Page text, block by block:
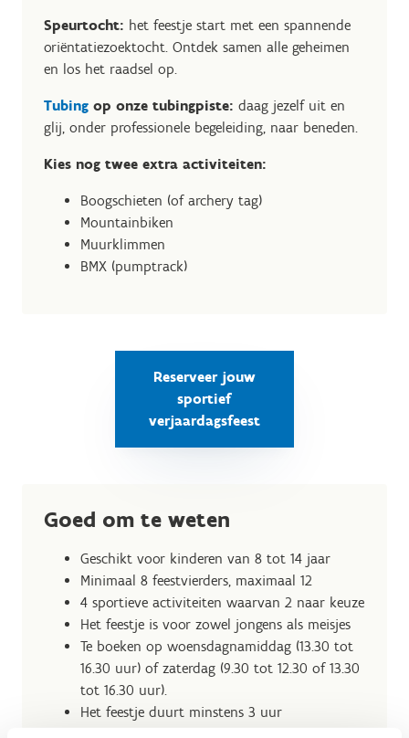
Speurtocht: het feestje start met een spannende
oriëntatiezoektocht. Ontdek samen alle geheimen
en los het raadsel op.
Tubing op onze tubingpiste: daag jezelf uit en
glij, onder professionele begeleiding, naar beneden.
Kies nog twee extra activiteiten:
Boogschieten (of archery tag)
Mountainbiken
Muurklimmen
BMX (pumptrack)
Reserveer jouw
sportief
verjaardagsfeest
Goed om te weten
Geschikt voor kinderen van 8 tot 14 jaar
Minimaal 8 feestvierders, maximaal 12
4 sportieve activiteiten waarvan 2 naar keuze
Het feestje is voor zowel jongens als meisjes
Te boeken op woensdagnamiddag (13.30 tot
16.30 uur) of zaterdag (9.30 tot 12.30 of 13.30
tot 16.30 uur).
Het feestje duurt minstens 3 uur